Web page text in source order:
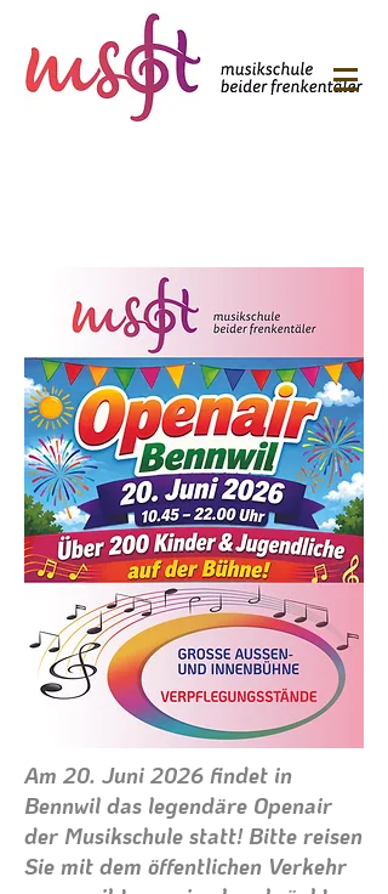
Am 20. Juni 2026 findet in
Bennwil das legendäre Openair
der Musikschule statt! Bitte reisen
Sie mit dem öffentlichen Verkehr